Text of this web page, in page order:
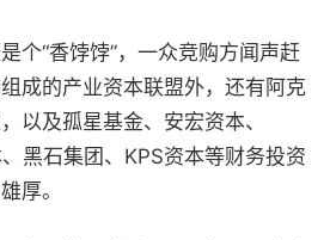
个“香饽饽”，一众竞购方闻声赶
成的产业资本联盟外，还有阿克
以及孤星基金、安宏资本、
黑石集团、KPS资本等财务投资
厚。